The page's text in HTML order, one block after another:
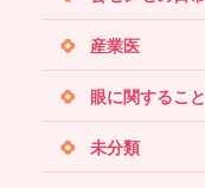
産業医
眼に関すること
未分類